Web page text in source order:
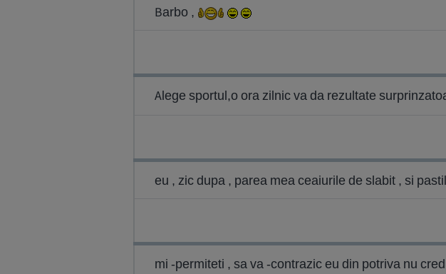
Barbo ,
Alege sportul,o ora zilnic va da rezultate
eu , zic dupa , parea mea ceaiurile de slabit , si
mi -permiteti , sa va -contrazic eu din potriva nu